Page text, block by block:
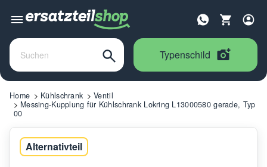
Typenschild
Home Kühlschrank
Ventil
Messing-Kupplung für Kühlschrank Lokring L13000580 gerade, Typ
00
Alternativteil